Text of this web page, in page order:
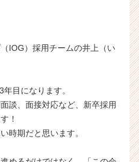
IOG）採用チームの井上（い
目になります。
談、面接対応など、新卒採用
！
時期だと思います。